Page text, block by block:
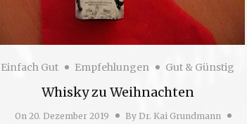
Einfach Gut Empfehlungen Gut & Günstig
Whisky zu Weihnachten
On 20. Dezember 2019 By Dr. Kai Grundmann